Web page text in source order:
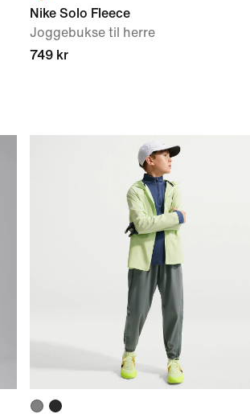
Nike Solo Fleece
Joggebukse til herre
749 kr